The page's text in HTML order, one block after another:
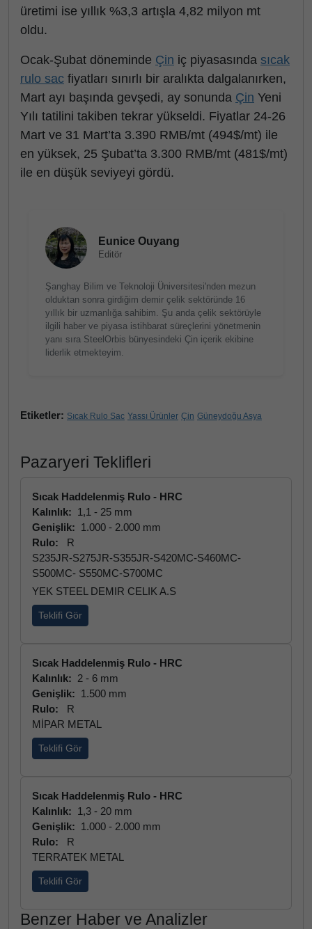
üretimi ise yıllık %3,3 artışla 4,82 milyon mt
oldu.
Ocak-Şubat döneminde Çin iç piyasasında sıcak
rulo sac fiyatları sınırlı bir aralıkta dalgalanırken,
Mart ayı başında gevşedi, ay sonunda Çin Yeni
Yılı tatilini takiben tekrar yükseldi. Fiyatlar 24-26
Mart ve 31 Mart’ta 3.390 RMB/mt (494$/mt) ile
en yüksek, 25 Şubat’ta 3.300 RMB/mt (481$/mt)
ile en düşük seviyeyi gördü.
Eunice Ouyang
Editör
Şanghay Bilim ve Teknoloji Üniversitesi'nden mezun
olduktan sonra girdiğim demir çelik sektöründe 16
yıllık bir uzmanlığa sahibim. Şu anda çelik sektörüyle
ilgili haber ve piyasa istihbarat süreçlerini yönetmenin
yanı sıra SteelOrbis bünyesindeki Çin içerik ekibine
liderlik etmekteyim.
Etiketler: Sıcak Rulo Sac Yassı Ürünler Çin Güneydoğu Asya
Pazaryeri Teklifleri
Sıcak Haddelenmiş Rulo - HRC
Kalınlık: 1,1 - 25 mm
Genişlik: 1.000 - 2.000 mm
Rulo:
R
S235JR-S275JR-S355JR-S420MC-S460MC-
S500MC- S550MC-S700MC
YEK STEEL DEMIR CELIK A.S
Teklifi Gör
Sıcak Haddelenmiş Rulo - HRC
Kalınlık: 2 - 6 mm
Genişlik: 1.500 mm
Rulo:
R
MİPAR METAL
Teklifi Gör
Sıcak Haddelenmiş Rulo - HRC
Kalınlık: 1,3 - 20 mm
Genişlik: 1.000 - 2.000 mm
Rulo:
R
TERRATEK METAL
Teklifi Gör
Benzer Haber ve Analizler